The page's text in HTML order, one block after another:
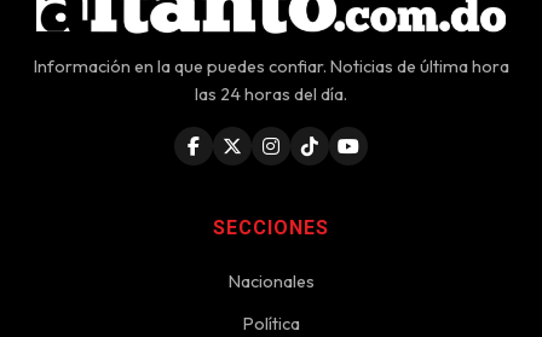
Información en la que puedes confiar. Noticias de última hora
las 24 horas del día.
SECCIONES
Nacionales
Política